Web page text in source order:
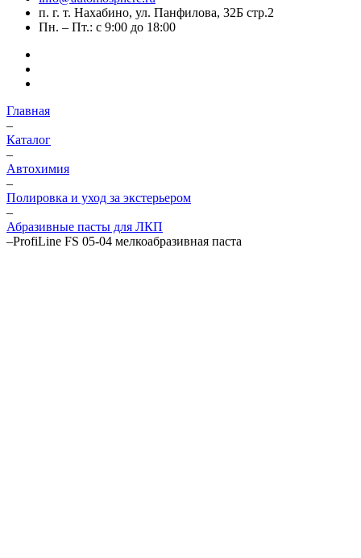
п. г. т. Нахабино, ул. Панфилова, 32Б стр.2
Пн. – Пт.: с 9:00 до 18:00
Главная
–
Каталог
–
Автохимия
–
Полировка и уход за экстерьером
–
Абразивные пасты для ЛКП
–ProfiLine FS 05-04 мелкоабразивная паста